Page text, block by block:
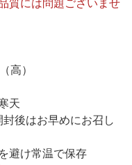
質には問題ございませ
高）
天
後はお早めにお召し
避け常温で保存